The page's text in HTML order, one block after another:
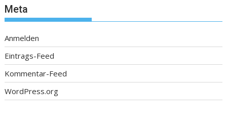
Meta
Anmelden
Eintrags-Feed
Kommentar-Feed
WordPress.org